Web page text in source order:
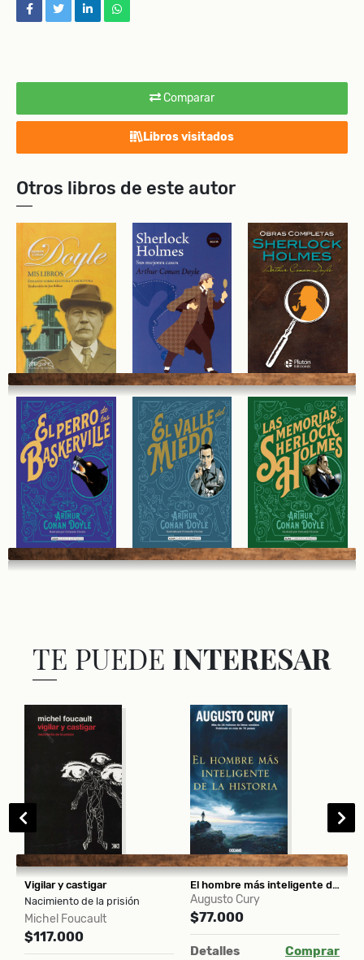
Comparar
Libros visitados
Otros libros de este autor
facebooktwitterlinkedinwhatsapp
TE PUEDE INTERESAR
Vigilar y castigar
Nacimiento de la prisión
Michel Foucault
$117.000
El hombre más inteligente de la historia
Augusto Cury
$77.000
Detalles Comprar